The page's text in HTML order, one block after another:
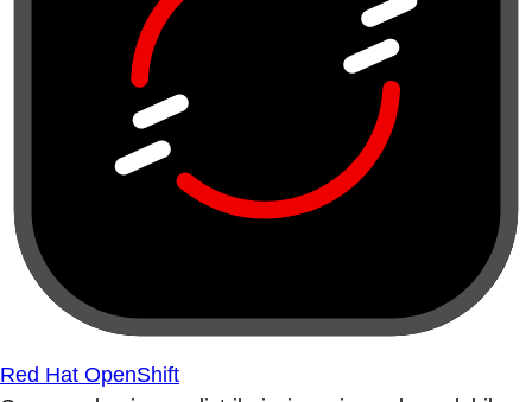
Red Hat OpenShift